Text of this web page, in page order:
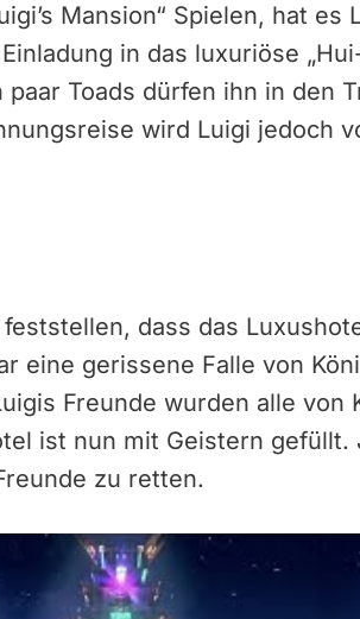
Mansion“ Spielen, hat
in das luxuriöse
Toads dürfen ihn in den
wird Luigi jedoch
dass das
eine gerissene Falle von
Freunde wurden alle von
ist nun mit Geistern
zu retten.